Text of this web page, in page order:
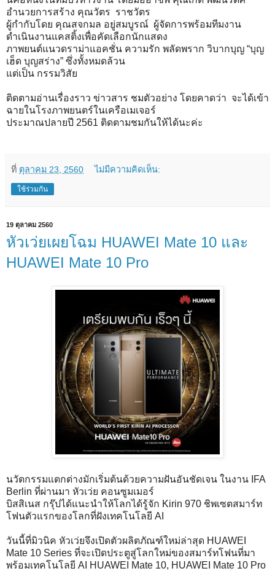
อำนวยการสร้าง คุณวัตร ราชวัตร
ผู้กำกับโดย คุณสจกมล อยู่สมบูรณ์ ผู้จัดการพร้อมทีมงาน
ดำเนินงานแคสติ้งเพื่อคัดเลือกนักแสดง
ภาพยนต์แนวดราม่าแอคชั่น ความรัก พลัดพราก วิบากบุญ “บุญ
เฮ็ด บุญสร่าง” ซึ่งทั้งหมดล้วน
แต่เป็น กรรมวิสัย
ติดตามอ่านเรื่องราว ข่าวสาร ชมตัวอย่าง โดยคาดว่า จะได้เข้า
ฉายในโรงภาพยนตร์ในเครือเมเจอร์
ประมาณปลายปี 2561 ติดตามชมกันให้ได้นะค่ะ
ที่ ตุลาคม 23, 2560 ไม่มีความคิดเห็น:
ใช้ร่วมกัน
19 ตุลาคม 2560
หัวเว่ยเผยโฉม HUAWEI Mate 10 และ
HUAWEI Mate 10 Pro
นวัตกรรมแตกต่างมักเริ่มต้นด้วยความฝันอันชัดเจน ในงาน IFA
Berlin ที่ผ่านมา หัวเว่ย คอนซูมเมอร์
บิสสิเนส กรุ๊ปได้แนะนำให้โลกได้รู้จัก Kirin 970 ชิพเซตสมาร์ท
โฟนตัวแรกของโลกที่ฝังเทคโนโลยี AI
วันนี้ที่มิวนิค หัวเว่ยจึงเปิดตัวผลิตภัณฑ์ใหม่ล่าสุด HUAWEI
Mate 10 Series ที่จะเปิดประตูสู่โลกใหม่ของสมาร์ทโฟนที่มา
พร้อมเทคโนโลยี AI HUAWEI Mate 10, HUAWEI Mate 10 Pro